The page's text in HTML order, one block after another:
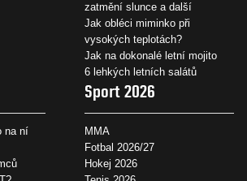
zatmění slunce a další
Jak obléci miminko při
vysokých teplotách?
Jak na dokonalé letní mojito
6 lehkých letních salátů
na ní
Sport 2026
MMA
Fotbal 2026/27
Hokej 2026